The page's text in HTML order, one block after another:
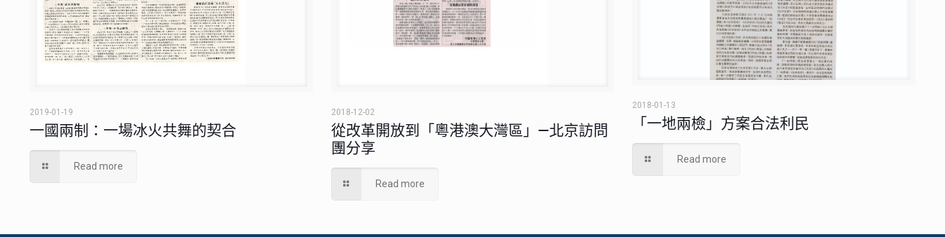
2019-01-19
一國兩制：一場冰火共舞的契合
Read more
2018-12-02
從改革開放到「粵港澳大灣區」—北京訪問
團分享
Read more
2018-01-13
「一地兩檢」方案合法利民
Read more